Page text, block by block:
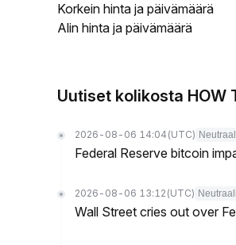
Korkein hinta ja päivämäärä
Alin hinta ja päivämäärä
Uutiset kolikosta HOW
2026-08-06 14:04 (UTC)
Federal Reserve bitcoin
2026-08-06 13:12 (UTC) Neutraali
Wall Street cries out over